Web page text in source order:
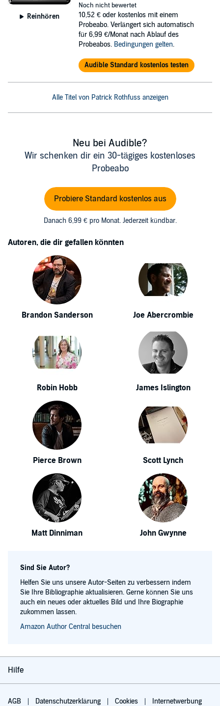
Reinhören
Noch nicht bewertet
10,52 € oder kostenlos mit einem
Probeabo. Verlängert sich automatisch
für 6,99 €/Monat nach Ablauf des
Probeabos. Bedingungen gelten.
Audible Standard kostenlos testen
Alle Titel von Patrick Rothfuss anzeigen
Neu bei Audible?
Wir schenken dir ein 30-tägiges kostenloses
Probeabo
Probiere Standard kostenlos aus
Danach 6,99 € pro Monat. Jederzeit kündbar.
Autoren, die dir gefallen könnten
Brandon Sanderson Joe Abercrombie
Robin Hobb James Islington
Pierce Brown Scott Lynch
Matt Dinniman John Gwynne
Sind Sie Autor?
Helfen Sie uns unsere Autor-Seiten zu verbessern indem
Sie Ihre Bibliographie aktualisieren. Gerne können Sie uns
auch ein neues oder aktuelles Bild und Ihre Biographie
zukommen lassen.
Amazon Author Central besuchen
Hilfe
AGB Datenschutzerklärung Cookies Internetwerbung